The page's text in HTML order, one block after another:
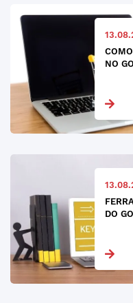
NO
DO